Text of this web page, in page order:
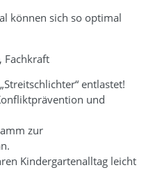
können sich so optimal
Fachkraft
entlastet!
und
zur
Kindergartenalltag leicht